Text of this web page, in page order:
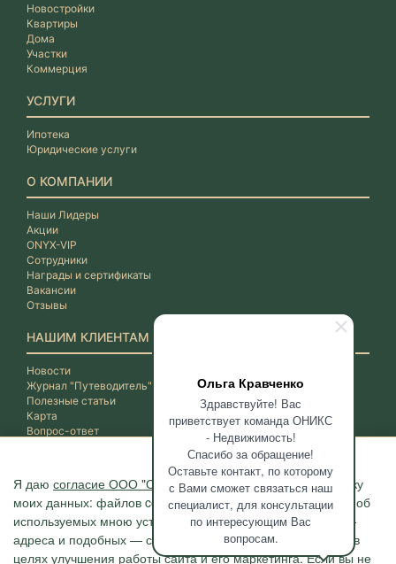
Ольга Кравченко
Здравствуйте! Вас
приветствует команда ОНИКС
- Недвижимость!
Спасибо за обращение!
Оставьте контакт, по которому
с Вами сможет связаться наш
специалист, для консультации
по интересующим Вас
вопросам.
Я даю согласие ООО "ОНИКС-Недвижимость"на обработку
моих данных: файлов cookie, сведений о моих действиях, об
используемых мною устройствах, даты и время сессии, IP-
адреса и подобных — с помощью метрических программ в
целях улучшения работы сайта и его маркетинга. Если вы не
Новостройки
Квартиры
Дома
Участки
Коммерция
УСЛУГИ
Ипотека
Юридические услуги
О КОМПАНИИ
Наши Лидеры
Акции
ONYX-VIP
Сотрудники
Награды и сертификаты
Вакансии
Отзывы
НАШИМ КЛИЕНТАМ
Новости
Журнал "Путеводитель"
Полезные статьи
Карта
Вопрос-ответ